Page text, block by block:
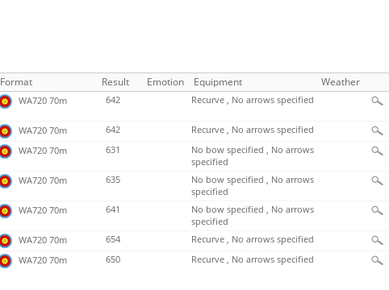
Format Result Emotion Equipment Weather
WA720 70m 642 Recurve , No arrows specified
WA720 70m 642
Recurve , No arrows specified
WA720 70m 631
No bow specified , No arrows
specified
WA720 70m 635
No bow specified , No arrows
specified
WA720 70m 641
No bow specified , No arrows
specified
WA720 70m 654
Recurve , No arrows specified
WA720 70m 650 Recurve , No arrows specified